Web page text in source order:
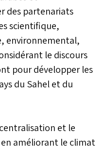
des partenariats
scientifique,
environnemental,
le discours
pour développer les
du Sahel et du
et le
améliorant le climat